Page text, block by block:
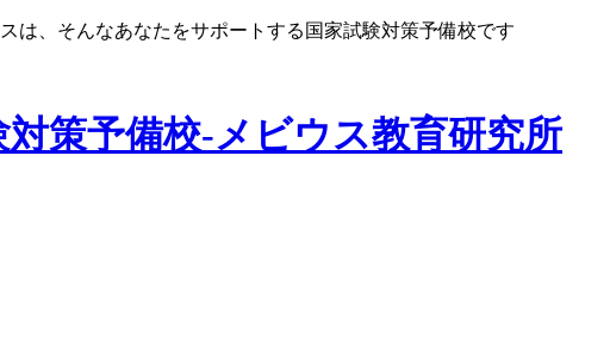
は、そんなあなたをサポートする国家試験対策予備校です